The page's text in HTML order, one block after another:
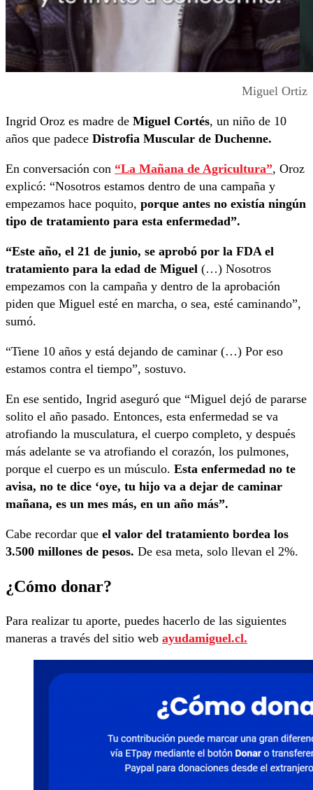
Miguel Ortiz
Ingrid Oroz es madre de Miguel Cortés, un niño de 10
años que padece Distrofia Muscular de Duchenne.
En conversación con “La Mañana de Agricultura”, Oroz
explicó: “Nosotros estamos dentro de una campaña y
empezamos hace poquito, porque antes no existía ningún
tipo de tratamiento para esta enfermedad”.
“Este año, el 21 de junio, se aprobó por la FDA el
tratamiento para la edad de Miguel (…) Nosotros
empezamos con la campaña y dentro de la aprobación
piden que Miguel esté en marcha, o sea, esté caminando”,
sumó.
“Tiene 10 años y está dejando de caminar (…) Por eso
estamos contra el tiempo”, sostuvo.
En ese sentido, Ingrid aseguró que “Miguel dejó de pararse
solito el año pasado. Entonces, esta enfermedad se va
atrofiando la musculatura, el cuerpo completo, y después
más adelante se va atrofiando el corazón, los pulmones,
porque el cuerpo es un músculo. Esta enfermedad no te
avisa, no te dice ‘oye, tu hijo va a dejar de caminar
mañana, es un mes más, en un año más”.
Cabe recordar que el valor del tratamiento bordea los
3.500 millones de pesos. De esa meta, solo llevan el 2%.
¿Cómo donar?
Para realizar tu aporte, puedes hacerlo de las siguientes
maneras a través del sitio web ayudamiguel.cl.